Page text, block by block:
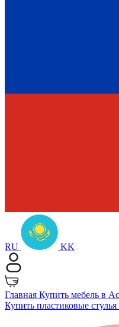
RU KK
Главная Купить мебель в
Купить пластиковые